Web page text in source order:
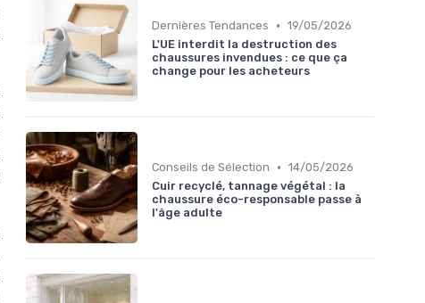
Dernières Tendances • 19/05/2026
L'UE interdit la destruction des
chaussures invendues : ce que ça
change pour les acheteurs
Conseils de Sélection • 14/05/2026
Cuir recyclé, tannage végétal : la
chaussure éco-responsable passe à
l'âge adulte